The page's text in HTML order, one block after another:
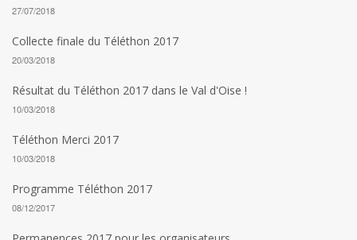
27/07/2018
Collecte finale du Téléthon 2017
20/03/2018
Résultat du Téléthon 2017 dans le Val d'Oise !
10/03/2018
Téléthon Merci 2017
10/03/2018
Programme Téléthon 2017
08/12/2017